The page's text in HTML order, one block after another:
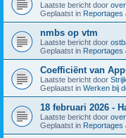
Laatste bericht door
Geplaatst in Reportages
nmbs op vtm
Laatste bericht door
Geplaatst in Reportages
Coefficiënt van
Laatste bericht door
Geplaatst in Werken bij
18 februari 2026 -
Laatste bericht door
Geplaatst in Reportages